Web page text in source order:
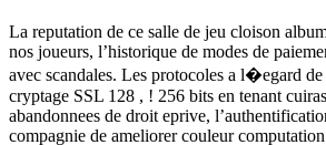
La reputation de ce salle de jeu cloison
nos joueurs, l’historique de modes de
avec scandales. Les protocoles a l�egard
cryptage SSL 128 , ! 256 bits en tenant
abandonnees de droit eprive,
compagnie de ameliorer couleur